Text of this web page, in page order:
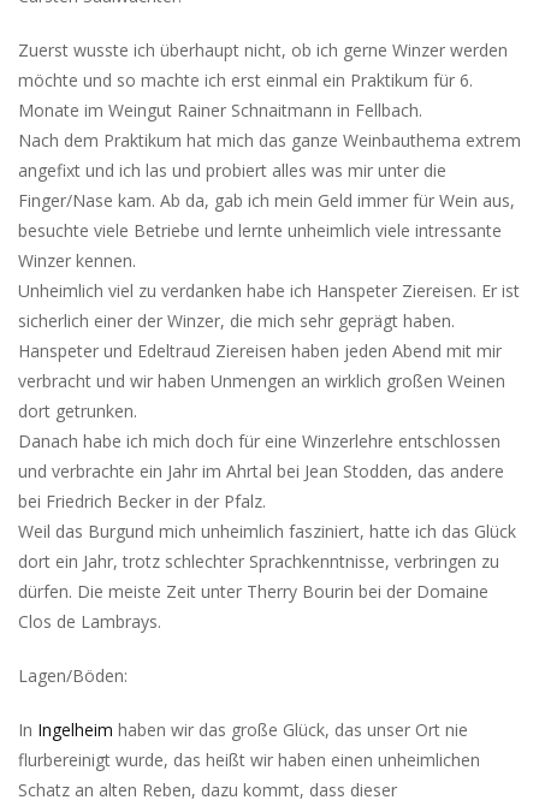
Zuerst wusste ich überhaupt nicht, ob ich gerne Winzer werden
möchte und so machte ich erst einmal ein Praktikum für 6.
Monate im Weingut Rainer Schnaitmann in Fellbach.
Nach dem Praktikum hat mich das ganze Weinbauthema extrem
angefixt und ich las und probiert alles was mir unter die
Finger/Nase kam. Ab da, gab ich mein Geld immer für Wein aus,
besuchte viele Betriebe und lernte unheimlich viele intressante
Winzer kennen.
Unheimlich viel zu verdanken habe ich Hanspeter Ziereisen. Er ist
sicherlich einer der Winzer, die mich sehr geprägt haben.
Hanspeter und Edeltraud Ziereisen haben jeden Abend mit mir
verbracht und wir haben Unmengen an wirklich großen Weinen
dort getrunken.
Danach habe ich mich doch für eine Winzerlehre entschlossen
und verbrachte ein Jahr im Ahrtal bei Jean Stodden, das andere
bei Friedrich Becker in der Pfalz.
Weil das Burgund mich unheimlich fasziniert, hatte ich das Glück
dort ein Jahr, trotz schlechter Sprachkenntnisse, verbringen zu
dürfen. Die meiste Zeit unter Therry Bourin bei der Domaine
Clos de Lambrays.
Lagen/Böden:
In Ingelheim haben wir das große Glück, das unser Ort nie
flurbereinigt wurde, das heißt wir haben einen unheimlichen
Schatz an alten Reben, dazu kommt, dass dieser